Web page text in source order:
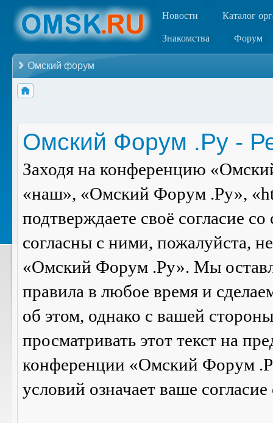
Новости Каталог
Знакомства Форум
Омский форум
Омский Форум .Ру -
Заходя на конференцию
«наш», «Омский Форум .Ру»,
подтверждаете своё согласие
согласны с ними, пожалуйста,
«Омский Форум .Ру». Мы
правила в любое время и
об этом, однако с вашей
просматривать этот текст на
конференции «Омский Форум
условий означает ваше